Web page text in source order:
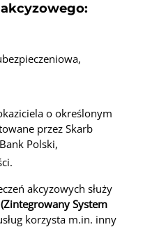
o określonym
przez Skarb
Polski,
akcyzowych służy
System
korzysta m.in. inny